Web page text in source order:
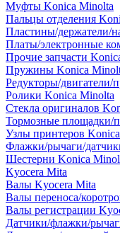
Муфты Konica Minolta
Пальцы отделения
Пластины/держатели/
Платы/электронные
Прочие запчасти
Пружины Konica
Редукторы/
Ролики Konica Minolta
Стекла оригиналов
Тормозные площадки/
Узлы принтеров
Флажки/рычаги/
Шестерни Konica
Kyocera Mita
Валы Kyocera Mita
Валы переноса/
Валы регистрации
Датчики/флажки/